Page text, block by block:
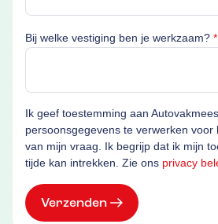
Bij welke vestiging ben je werkzaam? *
Ik geef toestemming aan
persoonsgegevens te verwerken voor
van mijn vraag. Ik begrijp dat ik mijn
tijde kan intrekken. Zie ons privacy
Verzenden